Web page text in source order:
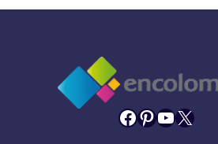
Facebook
Pinterest
YouTube
X